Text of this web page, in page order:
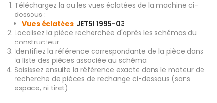
Téléchargez la ou les vues éclatées de la machine ci-
dessous :
Vues éclatées JET51 1995-03
Localisez la pièce recherchée d'après les schémas du
constructeur
Identifiez la référence correspondante de la pièce dans
la liste des pièces associée au schéma
Saisissez ensuite la référence exacte dans le moteur de
recherche de pièces de rechange ci-dessous (sans
espace, ni tiret)